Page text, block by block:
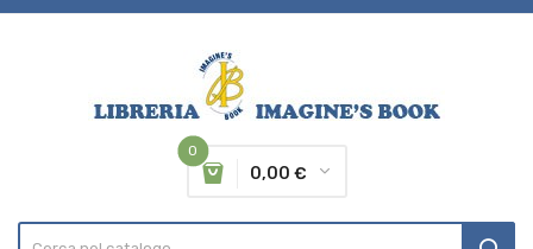
0
0,00 €